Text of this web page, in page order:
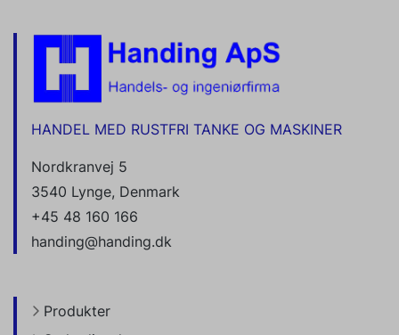
HANDEL MED RUSTFRI TANKE OG MASKINER
Nordkranvej 5
3540 Lynge, Denmark
+45 48 160 166
handing@handing.dk
Produkter